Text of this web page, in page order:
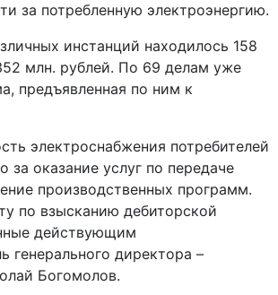
за потребленную электроэнергию.
инстанций находилось 158
млн. рублей. По 69 делам уже
предъявленная по ним к
электроснабжения потребителей
за оказание услуг по передаче
производственных программ.
по взысканию дебиторской
действующим
генерального директора –
Богомолов.